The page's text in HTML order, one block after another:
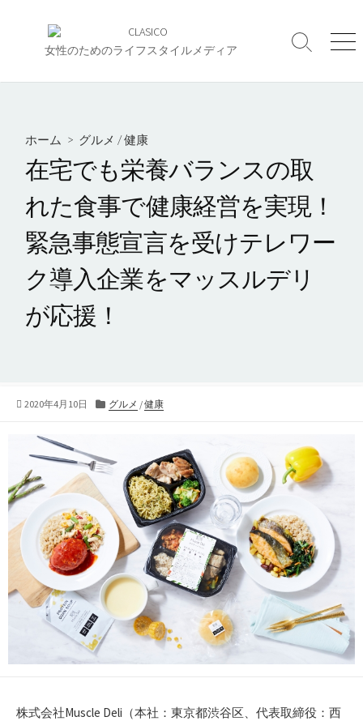
女性のためのライフスタイルメディア
検
切
メ
ュ
ホーム > グルメ /健康
在宅でも栄養バランスの取
れた食事で健康経営を実現！
緊急事態宣言を受けテレワー
ク導入企業をマッスルデリ
が応援！
公
2020年4月10日
カ
ー
グルメ /健康
株式会社Muscle Deli（本社：東京都渋谷区、代表取締役：西